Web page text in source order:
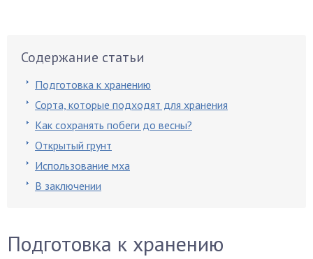
Содержание статьи
Подготовка к хранению
Сорта, которые подходят для хранения
Как сохранять побеги до весны?
Открытый грунт
Использование мха
В заключении
Подготовка к хранению